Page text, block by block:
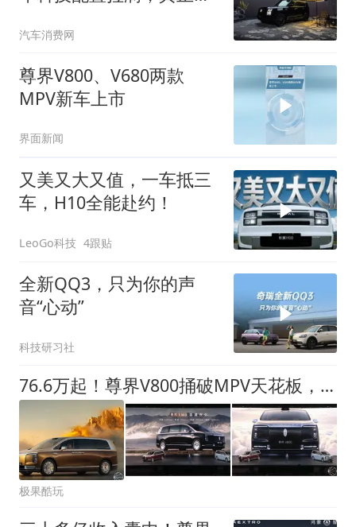
汽车消费网
尊界V800、V680两款
MPV新车上市
界面新闻
又美又大又值，一车抵三
车，H10全能赴约！
LeoGo科技 4跟贴
全新QQ3，只为你的声
音“心动”
科技研习社
76.6万起！尊界V800捅破MPV天花板，豪华套房搬进车里，阿尔法压力拉满
极果酷玩